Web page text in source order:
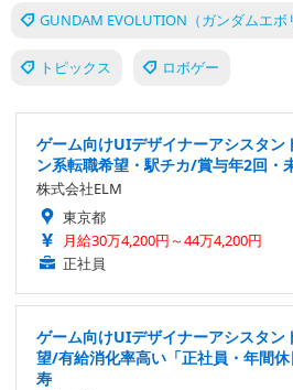
GUNDAM EVOLUTION（ガンダムエボ
トピックス ロボゲー
ゲーム向けUIデザイナーアシスタン
ン系転職希望・駅チカ/賞与年2回・
株式会社ELM
東京都
月給30万4,200円～44万4,200円
正社員
ゲーム向けUIデザイナーアシスタン
望/有給消化率高い「正社員・年間
寿